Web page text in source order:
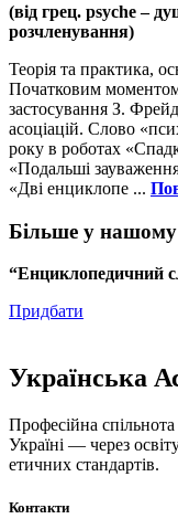
(від грец. psychе –
розчленування)
Теорія та практика,
Початковим моментом
застосування З.
асоціацій. Слово
року в роботах
«Подальші
«Дві енциклопе ...
Більше у нашому
“Енциклопедичний
Придбати
Українська
Професійна
Україні — через
етичних стандартів.
Контакти